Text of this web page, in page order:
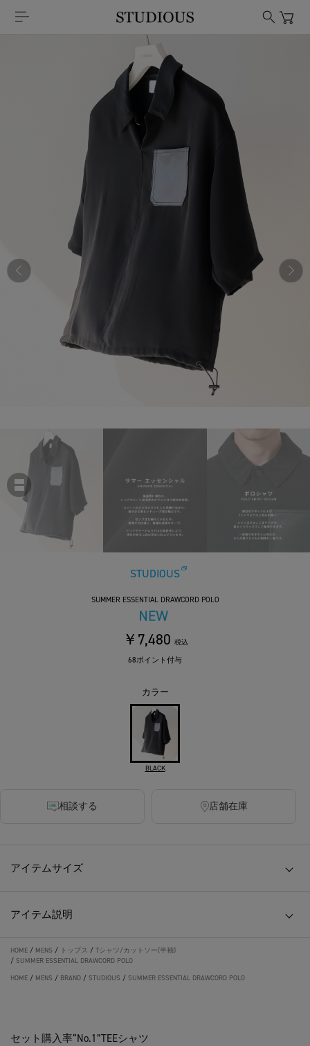
STUDIOUS
SUMMER ESSENTIAL DRAWCORD POLO
￥7,480 税込
68ポイント付与
カラー
BLACK
相談する 店舗在庫
アイテムサイズ
アイテム説明
HOME / MENS / トップス / Tシャツ/カットソー(半袖)
/ SUMMER ESSENTIAL DRAWCORD POLO
HOME / MENS / BRAND / STUDIOUS / SUMMER ESSENTIAL DRAWCORD POLO
セット購入率“No.1”TEEシャツ